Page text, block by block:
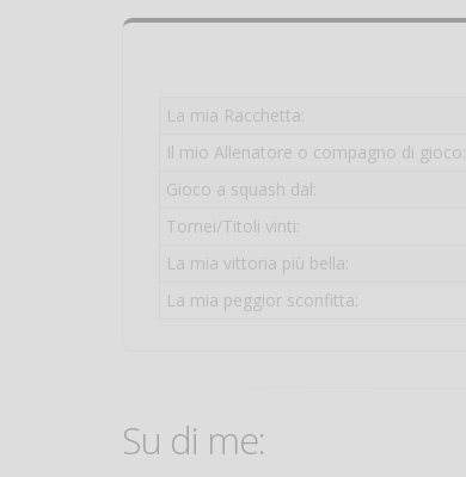
La mia Racchetta:
Il mio Allenatore o compagno di gioco:
Gioco a squash dal:
Tornei/Titoli vinti:
La mia vittoria più bella:
La mia peggior sconfitta:
Su di me: